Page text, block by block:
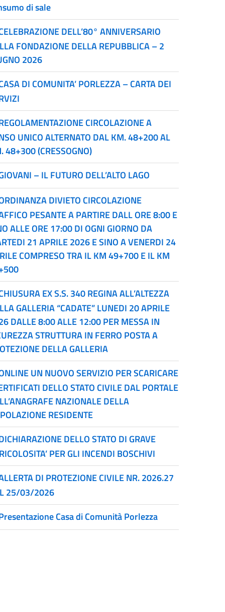
di sale
DELL’80° ANNIVERSARIO
FONDAZIONE DELLA REPUBBLICA – 2
2026
DI COMUNITA’ PORLEZZA – CARTA DEI
CIRCOLAZIONE A
UNICO ALTERNATO DAL KM. 48+200 AL
48+300 (CRESSOGNO)
– IL FUTURO DELL’ALTO LAGO
DIVIETO CIRCOLAZIONE
PESANTE A PARTIRE DALL ORE 8:00 E
ALLE ORE 17:00 DI OGNI GIORNO DA
21 APRILE 2026 E SINO A VENERDI 24
COMPRESO TRA IL KM 49+700 E IL KM
EX S.S. 340 REGINA ALL’ALTEZZA
GALLERIA “CADATE” LUNEDI 20 APRILE
DALLE 8:00 ALLE 12:00 PER MESSA IN
STRUTTURA IN FERRO POSTA A
DELLA GALLERIA
UN NUOVO SERVIZIO PER SCARICARE
DELLO STATO CIVILE DAL PORTALE
NAZIONALE DELLA
RESIDENTE
DELLO STATO DI GRAVE
PER GLI INCENDI BOSCHIVI
DI PROTEZIONE CIVILE NR. 2026.27
25/03/2026
Casa di Comunità Porlezza